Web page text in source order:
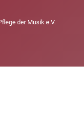
der Musik e.V.